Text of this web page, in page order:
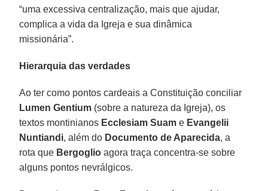
“uma excessiva centralização, mais que ajudar,
complica a vida da Igreja e sua dinâmica
missionária”.
Hierarquia das verdades
Ao ter como pontos cardeais a Constituição conciliar
Lumen Gentium (sobre a natureza da Igreja), os
textos montinianos Ecclesiam Suam e Evangelii
Nuntiandi, além do Documento de Aparecida, a
rota que Bergoglio agora traça concentra-se sobre
alguns pontos nevrálgicos.